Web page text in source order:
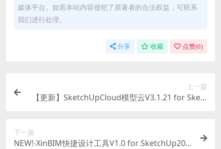
媒体平台。如若本站内容侵犯了原著者的合法权益，可联系
我们进行处理。
分享 收藏 点赞(0)
上一篇
【更新】SketchUpCloud模型云V3.1.21 for Sketc
下一篇
NEW!-XinBIM快捷设计工具V1.0 for SketchUp202